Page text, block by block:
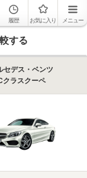
履歴 お気に入り メニュー
する
セデス・ベンツ
クラスクーペ